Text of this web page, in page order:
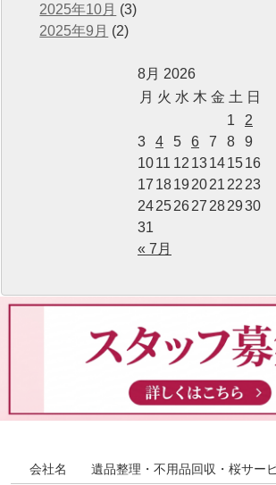
2025年10月 (3)
2025年9月 (2)
8月 2026
月 火 水 木 金 土 日
« 7月
1
2
3
4 5 6 7 8
9
1011 12 13141516
17 1819 2021 22 23
24252627 282930
31
会社名 遺品整理・不用品回収・桜サー